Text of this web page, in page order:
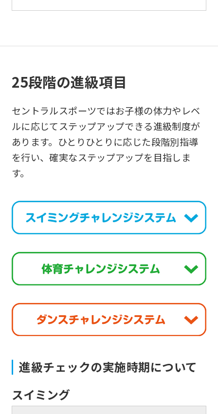
25段階の進級項目
セントラルスポーツではお子様の体力やレベ
ルに応じてステップアップできる進級制度が
あります。ひとりひとりに応じた段階別指導
を行い、確実なステップアップを目指しま
す。
進級チェックの実施時期について
スイミング
official
into
Click
the
link
below
translation)
to
to
the
top
page.
However,
if
use